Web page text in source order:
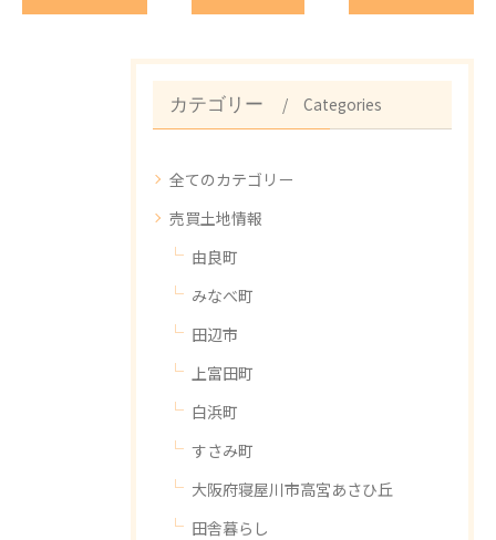
カテゴリー Categories
全てのカテゴリー
売買土地情報
由良町
みなべ町
田辺市
上富田町
白浜町
すさみ町
大阪府寝屋川市高宮あさひ丘
田舎暮らし